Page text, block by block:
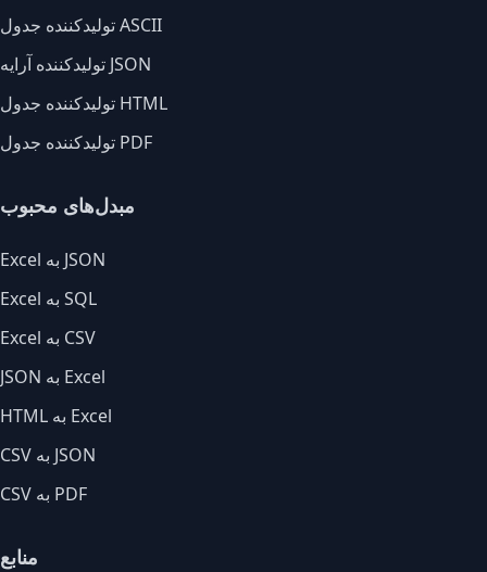
تولیدکننده جدول ASCII
تولیدکننده آرایه JSON
تولیدکننده جدول HTML
تولیدکننده جدول PDF
مبدل‌های محبوب
Excel به JSON
Excel به SQL
Excel به CSV
JSON به Excel
HTML به Excel
CSV به JSON
CSV به PDF
منابع